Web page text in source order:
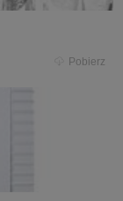
Pobierz